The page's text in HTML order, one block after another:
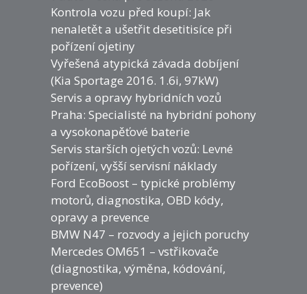
Kontrola vozu před koupí: Jak
nenaletět a ušetřit desetitisíce při
pořízení ojetiny
Vyřešená atypická závada dobíjení
(Kia Sportage 2016. 1.6i, 97kW)
Servis a opravy hybridních vozů
Praha: Specialisté na hybridní pohony
a vysokonapěťové baterie
Servis starších ojetých vozů: Levné
pořízení, vyšší servisní náklady
Ford EcoBoost – typické problémy
motorů, diagnostika, OBD kódy,
opravy a prevence
BMW N47 – rozvody a jejich poruchy
Mercedes OM651 – vstřikovače
(diagnostika, výměna, kódování,
prevence)